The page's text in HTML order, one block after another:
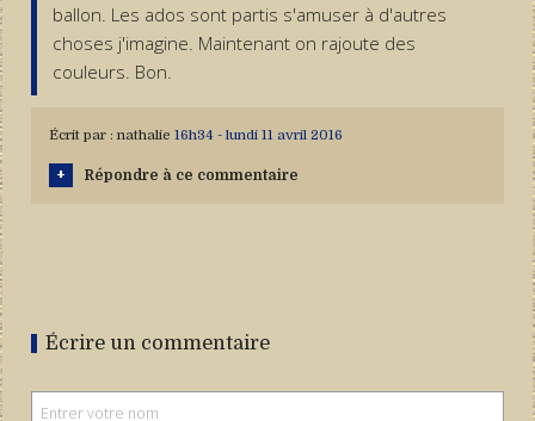
ballon. Les ados sont partis s'amuser à d'autres
choses j'imagine. Maintenant on rajoute des
couleurs. Bon.
Écrit par : nathalie 16h34 - lundi 11 avril 2016
Répondre à ce commentaire
Écrire un commentaire